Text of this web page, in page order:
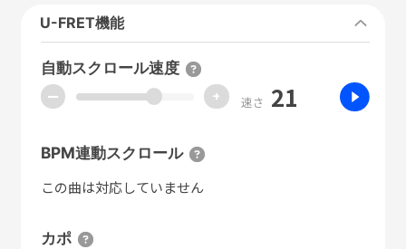
U-FRET機能
自動スクロール速度
ー + 速さ 21
BPM連動スクロール
この曲は対応していません
カポ